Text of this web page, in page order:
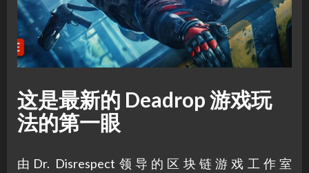
这是最新的 Deadrop 游戏玩
法的第一眼
由Dr. Disrespect领导的区块链游戏工作室